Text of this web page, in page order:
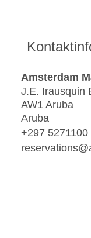
Amsterdam
J.E. Irausquin
AW1 Aruba
Aruba
+297 5271100